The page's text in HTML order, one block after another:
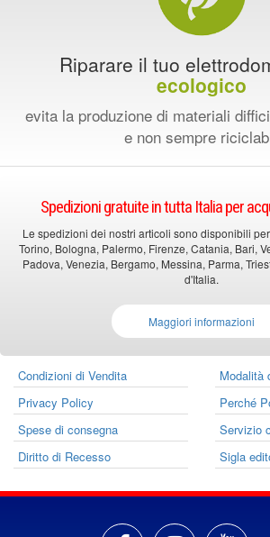
Riparare il tuo
ecologico
evita la produzione di materiali
e non sempre
Spedizioni gratuite in tutta Italia per
Le spedizioni dei nostri articoli sono disponibili
Torino, Bologna, Palermo, Firenze, Catania, Bari,
Padova, Venezia, Bergamo, Messina, Parma,
d'Italia.
Maggiori informazioni
Condizioni di Vendita
Modalità
Privacy Policy
Perché
Spese di consegna
Servizio
Diritto di Recesso
Sigla